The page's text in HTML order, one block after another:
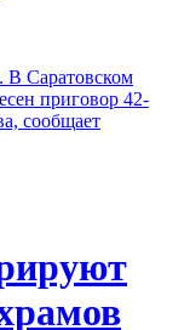
Саратовском
приговор 42-
сообщает